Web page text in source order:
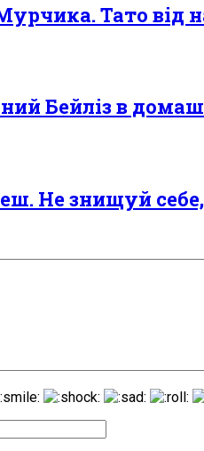
Тато від
Бeйлiз в
Не знищуй